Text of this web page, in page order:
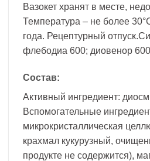
Вазокет хранят в месте,
Температура – не более
года. Рецептурный
флебодиа 600; диовенор
Состав:
Активный ингредиент:
Вспомогательные
микрокристаллическая
крахмал кукурузный,
продукте не содержится),